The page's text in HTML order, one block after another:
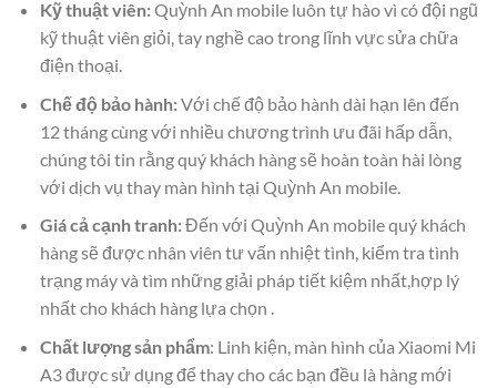
Kỹ thuật viên:Quỳnh An mobile luôn tự hào vì có đội ngũ
kỹ thuật viên giỏi, tay nghề cao trong lĩnh vực sửa chữa
điện thoại.
Chế độ bảo hành:Với chế độ bảo hành dài hạn lên đến
12 tháng cùng với nhiều chương trình ưu đãi hấp dẫn,
chúng tôi tin rằng quý khách hàng sẽ hoàn toàn hài lòng
với dịch vụ thay màn hình tại Quỳnh An mobile.
Giá cả cạnh tranh:Đến với Quỳnh An mobile quý khách
hàng sẽ được nhân viên tư vấn nhiệt tình, kiểm tra tình
trạng máy và tìm những giải pháp tiết kiệm nhất,hợp lý
nhất cho khách hàng lựa chọn .
Chất lượng sản phẩm: Linh kiện, màn hình của Xiaomi Mi
A3 được sử dụng để thay cho các bạn đều là hàng mới